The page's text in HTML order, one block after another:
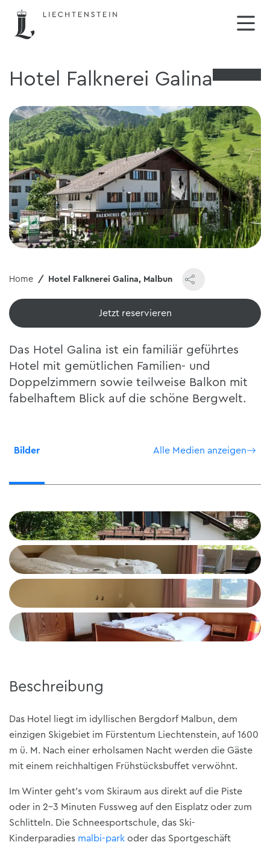
Hotel Falknerei Galina
Home Hotel Falknerei Galina, Malbun
Jetzt reservieren
Das Hotel Galina ist ein familiär geführtes
Hotel mit gemütlichen Familien- und
Doppelzimmern sowie teilweise Balkon mit
fabelhaftem Blick auf die schöne Bergwelt.
Bilder Alle Medien anzeigen
Beschreibung
Das Hotel liegt im idyllischen Bergdorf Malbun, dem
einzigen Skigebiet im Fürstentum Liechtenstein, auf 1600
m ü. M. Nach einer erholsamen Nacht werden die Gäste
mit einem reichhaltigen Frühstücksbuffet verwöhnt.
Im Winter geht’s vom Skiraum aus direkt auf die Piste
oder in 2-3 Minuten Fussweg auf den Eisplatz oder zum
Schlitteln. Die Schneesportschule, das Ski-
Kinderparadies malbi-park oder das Sportgeschäft